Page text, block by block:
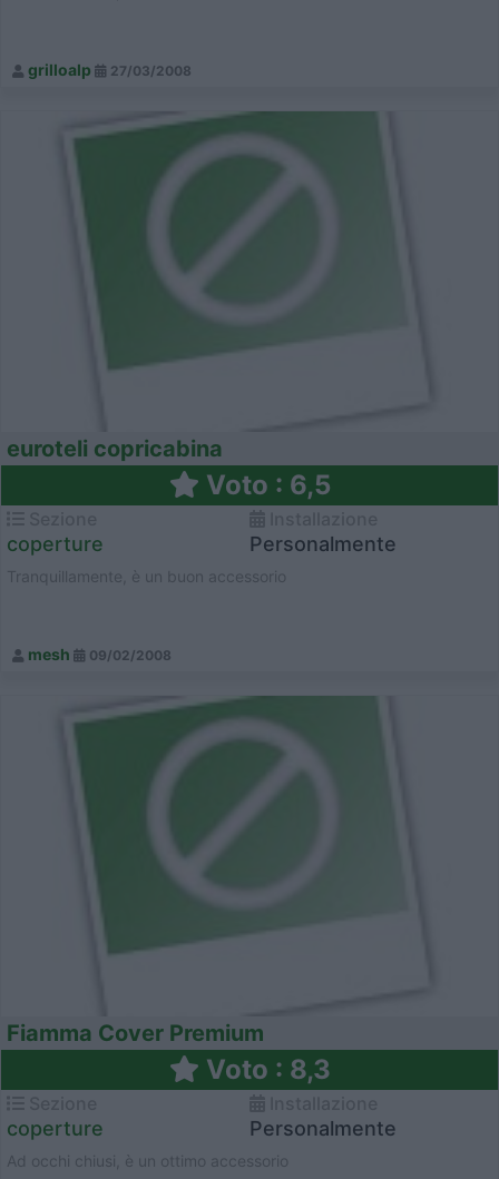
grilloalp 27/03/2008
euroteli copricabina
Voto : 6,5
coperture Personalmente
Tranquillamente, è un buon accessorio
mesh 09/02/2008
Fiamma Cover Premium
Voto : 8,3
coperture Personalmente
Ad occhi chiusi, è un ottimo accessorio